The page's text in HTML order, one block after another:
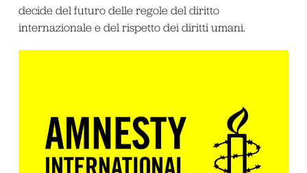
decide del futuro delle regole del diritto
internazionale e del rispetto dei diritti umani.